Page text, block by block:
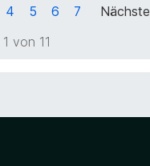
4 5 6 7
Nächste
von 11